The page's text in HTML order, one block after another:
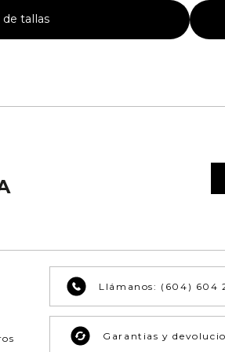
de tallas
Llámanos: (604) 604
Garantias y